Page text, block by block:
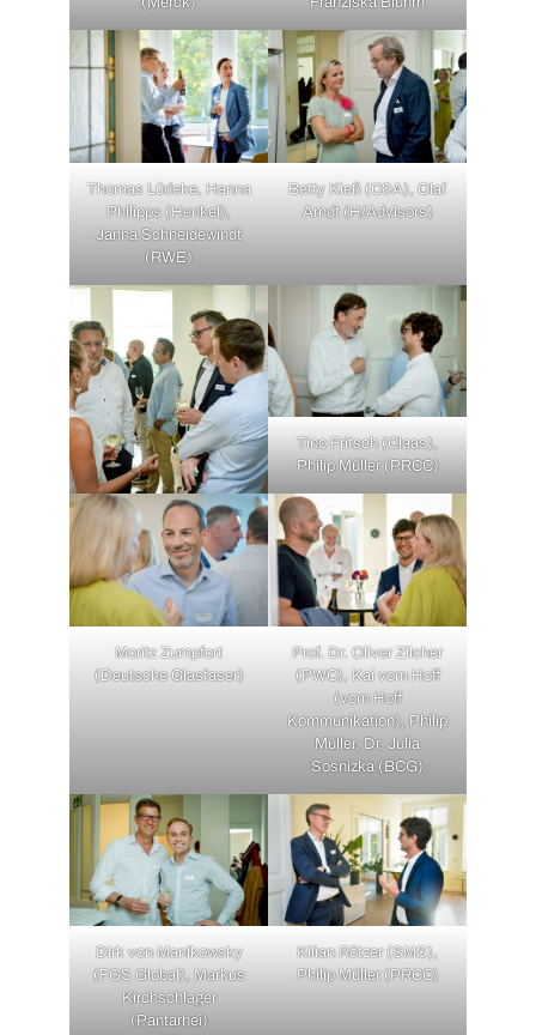
Thomas Lüdeke, Hanna
Philipps (Henkel),
Janna Schneidewindt
(RWE)
Betty Kieß (C&A), Olaf
Arndt (H/Advisors)
Tino Fritsch (Claas),
Philip Müller (PRCC)
Moritz Zumpfort
(Deutsche Glasfaser)
Prof. Dr. Oliver Zilcher
(PWC), Kai vom Hoff
(vom Hoff
Kommunikation), Philip
Müller, Dr. Julia
Sosnizka (BCG)
Dirk von Manikowsky
(FGS Global), Markus
Kirchschlager
(Pantarhei)
Kilian Rötzer (SMS),
Philip Müller (PRCC)